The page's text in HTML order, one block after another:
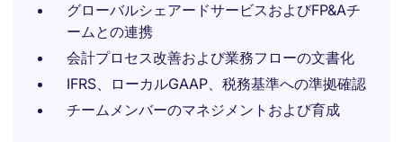
グローバルシェアードサービスおよびFP&Aチ
ームとの連携
会計プロセス改善および業務フローの文書化
IFRS、ローカルGAAP、税務基準への準拠確認
チームメンバーのマネジメントおよび育成